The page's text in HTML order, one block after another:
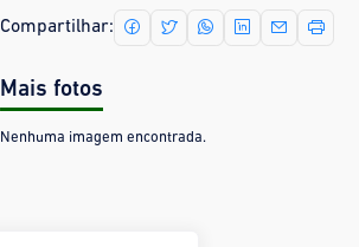
Compartilhar:
Mais fotos
Nenhuma imagem encontrada.